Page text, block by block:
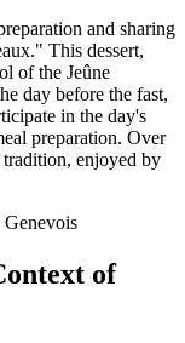
and sharing
This dessert,
of the Jeûne
day before the fast,
in the day's
preparation. Over
tradition, enjoyed by
of